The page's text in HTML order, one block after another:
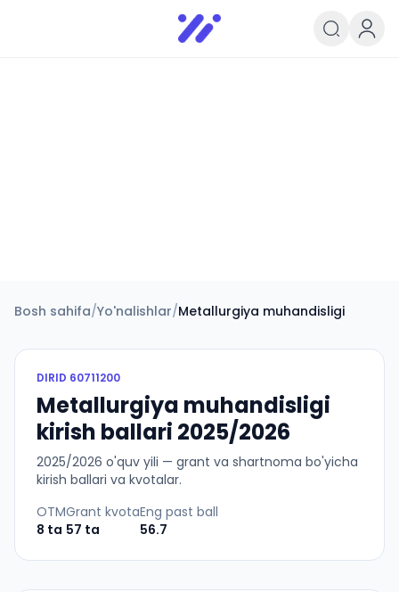
Infoedu
Ta&#039;lim xabarlari va
Bosh sahifa/Yo'nalishlar/Metallurgiya muhandisligi
DIRID 60711200
Metallurgiya muhandisligi
kirish ballari 2025/2026
2025/2026 o'quv yili — grant va shartnoma bo'yicha
kirish ballari va kvotalar.
OTM
8 ta
Grant kvota
57 ta
Eng past ball
56.7